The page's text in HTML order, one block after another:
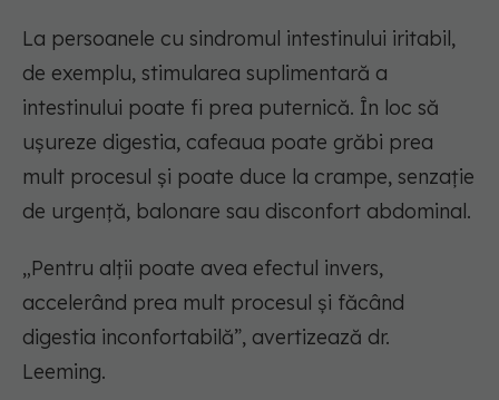
La persoanele cu sindromul intestinului iritabil,
de exemplu, stimularea suplimentară a
intestinului poate fi prea puternică. În loc să
ușureze digestia, cafeaua poate grăbi prea
mult procesul și poate duce la crampe, senzație
de urgență, balonare sau disconfort abdominal.
„Pentru alții poate avea efectul invers,
accelerând prea mult procesul și făcând
digestia inconfortabilă”, avertizează dr.
Leeming.